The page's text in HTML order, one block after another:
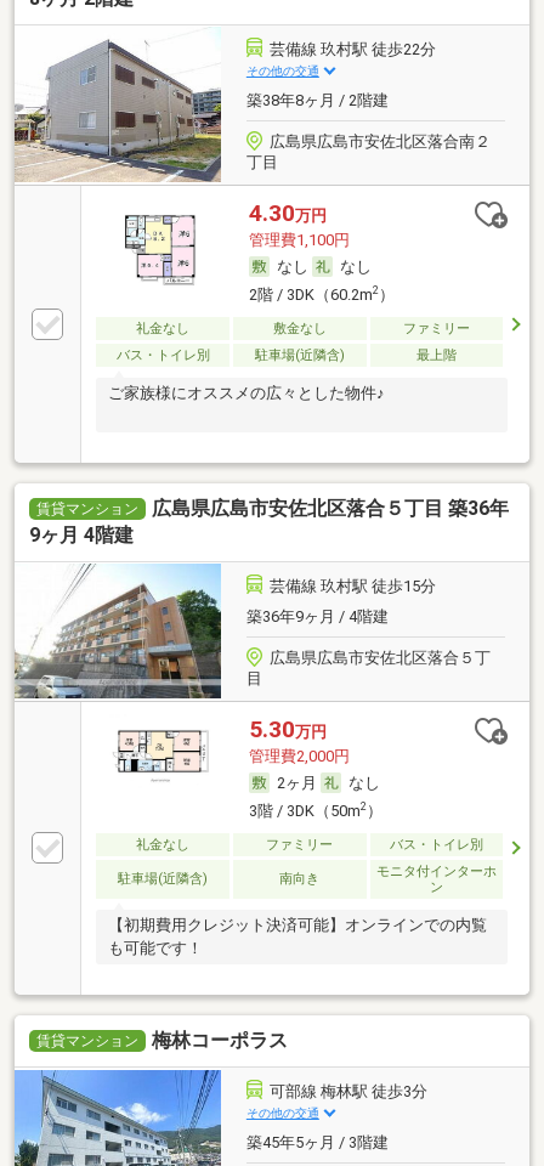
芸備線 玖村駅 徒歩22分
その他の交通
築38年8ヶ月 / 2階建
広島県広島市安佐北区落合南２
丁目
4.30万円
管理費1,100円
なし
なし
2階 / 3DK（60.2m2）
礼金なし 敷金なし
ファミリー
バス・トイレ別
駐車場(近隣含) 最上階
ご家族様にオススメの広々とした物件♪
賃貸マンション
広島県広島市安佐北区落合５丁目 築36年
9ヶ月 4階建
芸備線 玖村駅 徒歩15分
築36年9ヶ月 / 4階建
広島県広島市安佐北区落合５丁
目
5.30万円
管理費2,000円
2ヶ月
なし
3階 / 3DK（50m2）
礼金なし ファミリー バス・トイレ別
駐車場(近隣含) 南向き
モニタ付インターホ
ン
【初期費用クレジット決済可能】オンラインでの内覧
も可能です！
賃貸マンション 梅林コーポラス
可部線 梅林駅 徒歩3分
その他の交通
築45年5ヶ月 / 3階建